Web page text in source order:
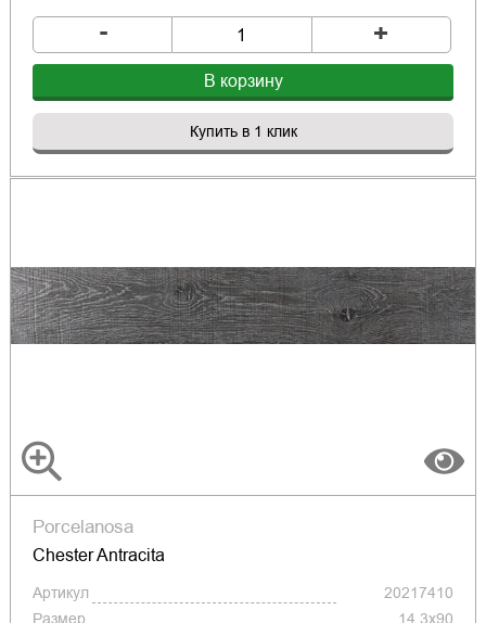
- +
В корзину
Купить в 1 клик
Porcelanosa
Chester Antracita
Артикул
20217410